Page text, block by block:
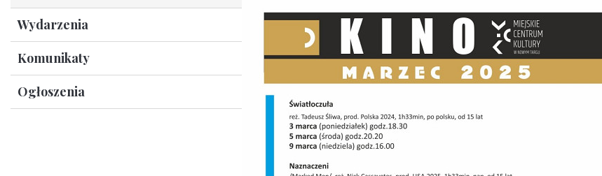
Wydarzenia
Komunikaty
Ogłoszenia